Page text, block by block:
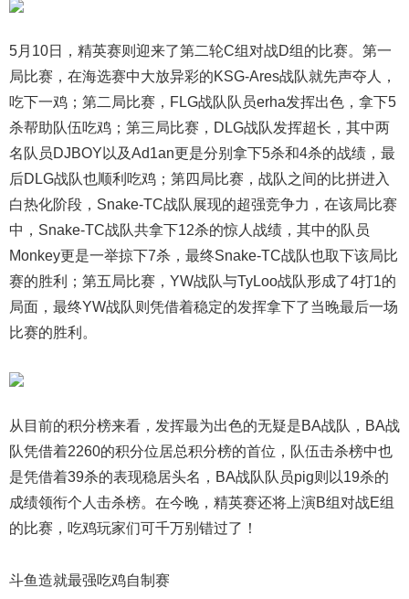
5月10日，精英赛则迎来了第二轮C组对战D组的比赛。第一
局比赛，在海选赛中大放异彩的KSG-Ares战队就先声夺人，
吃下一鸡；第二局比赛，FLG战队队员erha发挥出色，拿下5
杀帮助队伍吃鸡；第三局比赛，DLG战队发挥超长，其中两
名队员DJBOY以及Ad1an更是分别拿下5杀和4杀的战绩，最
后DLG战队也顺利吃鸡；第四局比赛，战队之间的比拼进入
白热化阶段，Snake-TC战队展现的超强竞争力，在该局比赛
中，Snake-TC战队共拿下12杀的惊人战绩，其中的队员
Monkey更是一举掠下7杀，最终Snake-TC战队也取下该局比
赛的胜利；第五局比赛，YW战队与TyLoo战队形成了4打1的
局面，最终YW战队则凭借着稳定的发挥拿下了当晚最后一场
比赛的胜利。
从目前的积分榜来看，发挥最为出色的无疑是BA战队，BA战
队凭借着2260的积分位居总积分榜的首位，队伍击杀榜中也
是凭借着39杀的表现稳居头名，BA战队队员pig则以19杀的
成绩领衔个人击杀榜。在今晚，精英赛还将上演B组对战E组
的比赛，吃鸡玩家们可千万别错过了！
斗鱼造就最强吃鸡自制赛